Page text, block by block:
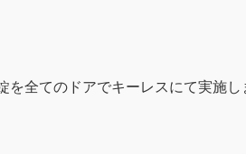
全てのドアでキーレスにて実施し